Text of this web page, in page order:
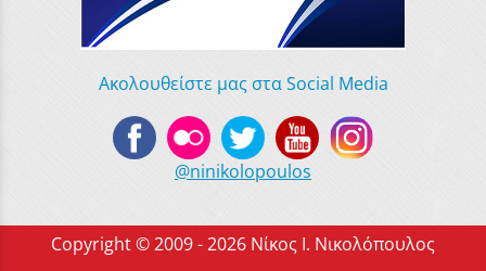
Ακολουθείστε μας στα Social Media
@ninikolopoulos
Copyright © 2009 - 2026 Νίκος Ι. Νικολόπουλος